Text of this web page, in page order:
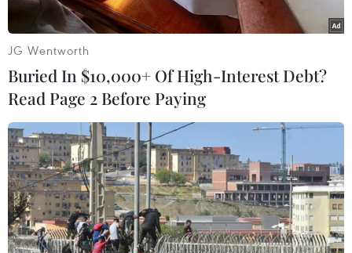
Theo dõi VietnamPlus
TIN LIÊN QUAN
JG Wentworth
Buried In $10,000+ Of High-Interest Debt?
Read Page 2 Before Paying